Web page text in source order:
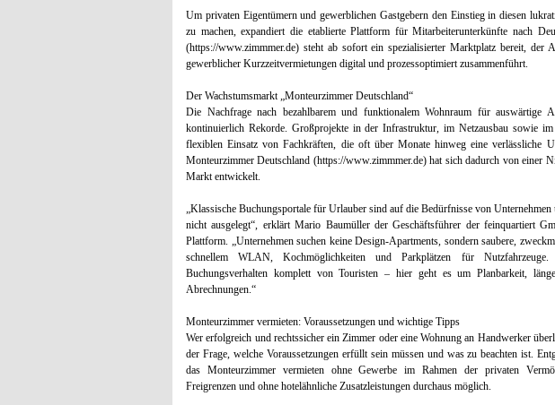
Um privaten Eigentümern und gewerblichen Gastgebern den Einstieg in diesen
zu machen, expandiert die etablierte Plattform für Mitarbeiterunterkünfte nach
(https://www.zimmmer.de) steht ab sofort ein spezialisierter Marktplatz bereit, der
gewerblicher Kurzzeitvermietungen digital und prozessoptimiert zusammenführt.
Der Wachstumsmarkt „Monteurzimmer Deutschland“
Die Nachfrage nach bezahlbarem und funktionalem Wohnraum für auswärtige
kontinuierlich Rekorde. Großprojekte in der Infrastruktur, im Netzausbau sowie
flexiblen Einsatz von Fachkräften, die oft über Monate hinweg eine verlässliche
Monteurzimmer Deutschland (https://www.zimmmer.de) hat sich dadurch von einer
Markt entwickelt.
„Klassische Buchungsportale für Urlauber sind auf die Bedürfnisse von
nicht ausgelegt“, erklärt Mario Baumüller der Geschäftsführer der feinquartiert
Plattform. „Unternehmen suchen keine Design-Apartments, sondern saubere,
schnellem WLAN, Kochmöglichkeiten und Parkplätzen für
Buchungsverhalten komplett von Touristen – hier geht es um Planbarkeit,
Abrechnungen.“
Monteurzimmer vermieten: Voraussetzungen und wichtige Tipps
Wer erfolgreich und rechtssicher ein Zimmer oder eine Wohnung an Handwerker
der Frage, welche Voraussetzungen erfüllt sein müssen und was zu beachten ist.
das Monteurzimmer vermieten ohne Gewerbe im Rahmen der privaten
Freigrenzen und ohne hotelähnliche Zusatzleistungen durchaus möglich.